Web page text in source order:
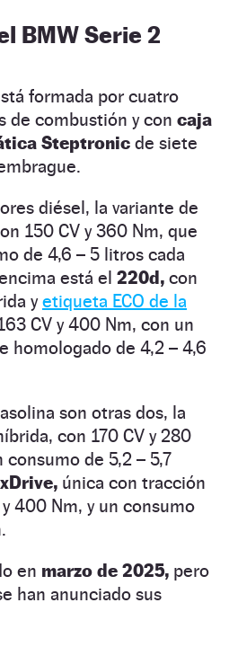
BMW Serie 2
formada por cuatro
de combustión y con caja
Steptronic de siete
diésel, la variante de
150 CV y 360 Nm, que
de 4,6 – 5 litros cada
está el 220d, con
yetiqueta ECO de la
CV y 400 Nm, con un
homologado de 4,2 – 4,6
son otras dos, la
con 170 CV y 280
de 5,2 – 5,7
única con tracción
400 Nm, y un consumo
en marzo de 2025, pero
han anunciado sus